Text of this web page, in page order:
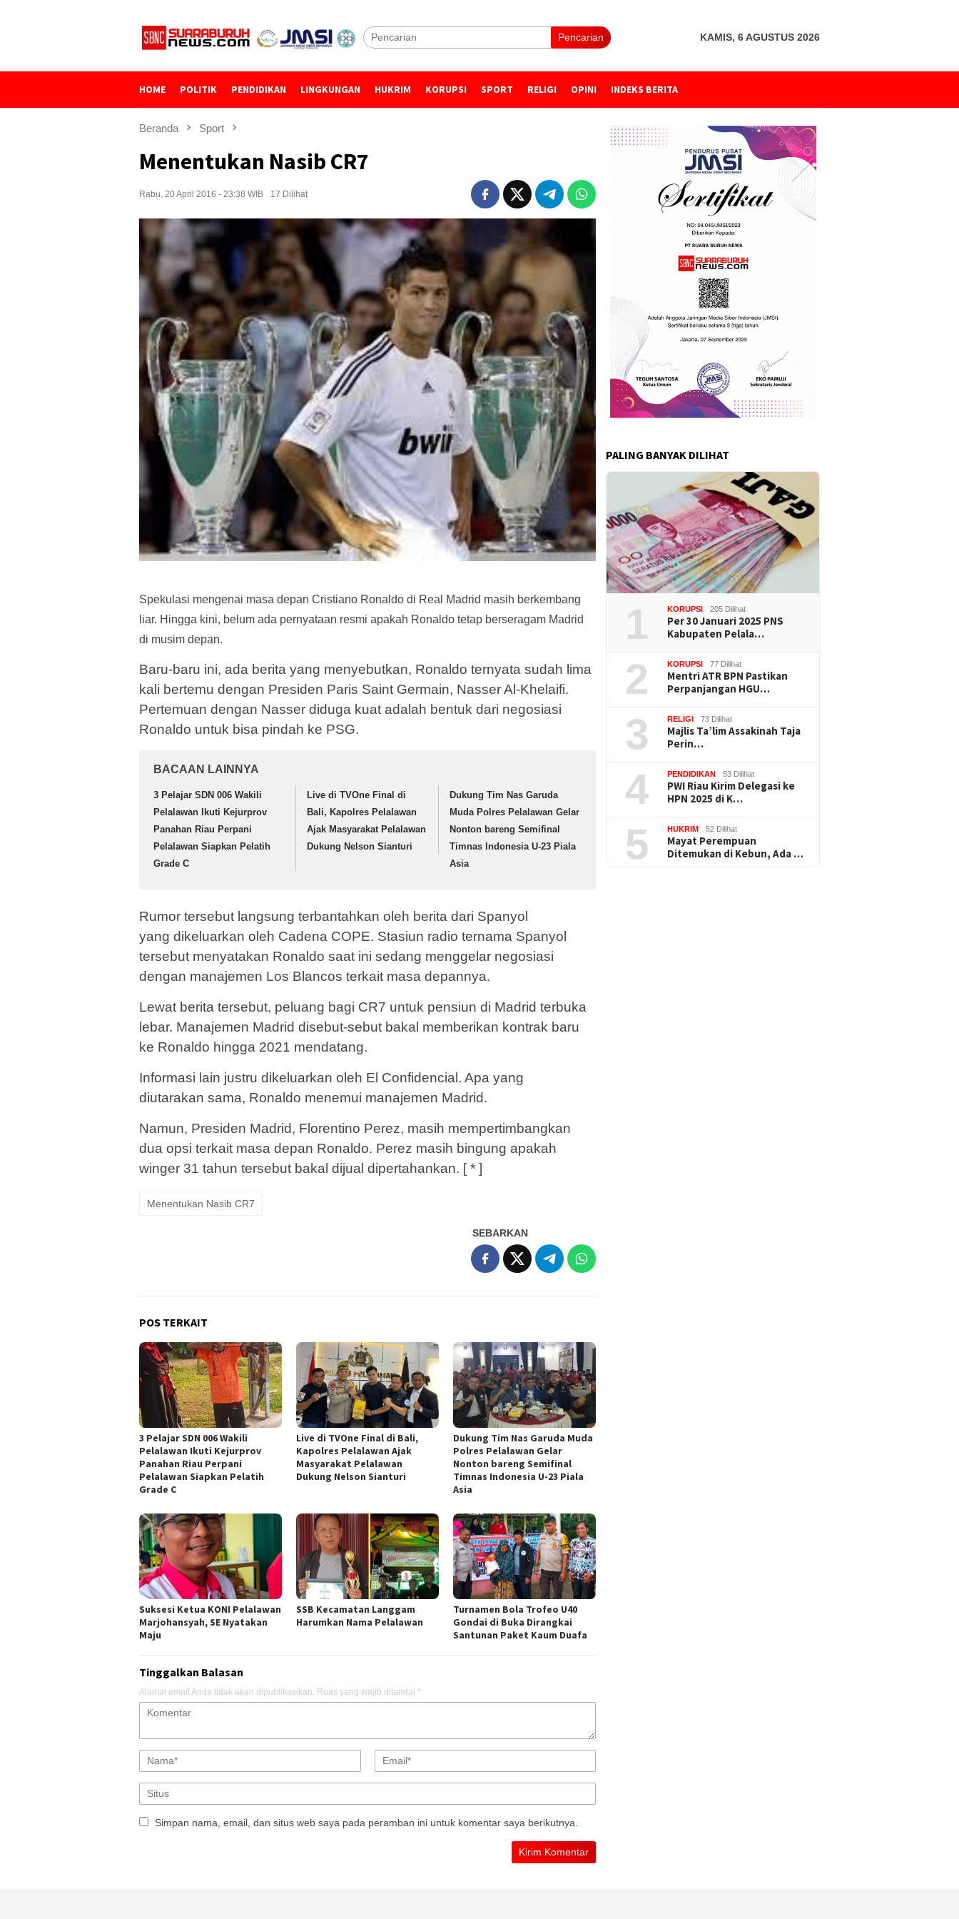
Pencarian KAMIS, 6 AGUSTUS 2026
HOME POLITIK PENDIDIKAN LINGKUNGAN HUKRIM KORUPSI SPORT RELIGI OPINI INDEKS BERITA
Beranda Sport
Menentukan Nasib CR7
Rabu, 20 April 2016 - 23:38 WIB 17 Dilihat
Spekulasi mengenai masa depan Cristiano Ronaldo di Real Madrid masih berkembang
liar. Hingga kini, belum ada pernyataan resmi apakah Ronaldo tetap berseragam Madrid
di musim depan.
Baru-baru ini, ada berita yang menyebutkan, Ronaldo ternyata sudah lima
kali bertemu dengan Presiden Paris Saint Germain, Nasser Al-Khelaifi.
Pertemuan dengan Nasser diduga kuat adalah bentuk dari negosiasi
Ronaldo untuk bisa pindah ke PSG.
BACAAN LAINNYA
3 Pelajar SDN 006 Wakili
Pelalawan Ikuti Kejurprov
Panahan Riau Perpani
Pelalawan Siapkan Pelatih
Grade C
Live di TVOne Final di
Bali, Kapolres Pelalawan
Ajak Masyarakat Pelalawan
Dukung Nelson Sianturi
Dukung Tim Nas Garuda
Muda Polres Pelalawan Gelar
Nonton bareng Semifinal
Timnas Indonesia U-23 Piala
Asia
Rumor tersebut langsung terbantahkan oleh berita dari Spanyol
yang dikeluarkan oleh Cadena COPE. Stasiun radio ternama Spanyol
tersebut menyatakan Ronaldo saat ini sedang menggelar negosiasi
dengan manajemen Los Blancos terkait masa depannya.
Lewat berita tersebut, peluang bagi CR7 untuk pensiun di Madrid terbuka
lebar. Manajemen Madrid disebut-sebut bakal memberikan kontrak baru
ke Ronaldo hingga 2021 mendatang.
Informasi lain justru dikeluarkan oleh El Confidencial. Apa yang
diutarakan sama, Ronaldo menemui manajemen Madrid.
Namun, Presiden Madrid, Florentino Perez, masih mempertimbangkan
dua opsi terkait masa depan Ronaldo. Perez masih bingung apakah
winger 31 tahun tersebut bakal dijual dipertahankan. [ * ]
Menentukan Nasib CR7
SEBARKAN
POS TERKAIT
3 Pelajar SDN 006 Wakili
Pelalawan Ikuti Kejurprov
Panahan Riau Perpani
Pelalawan Siapkan Pelatih
Grade C
Live di TVOne Final di Bali,
Kapolres Pelalawan Ajak
Masyarakat Pelalawan
Dukung Nelson Sianturi
Dukung Tim Nas Garuda Muda
Polres Pelalawan Gelar
Nonton bareng Semifinal
Timnas Indonesia U-23 Piala
Asia
Suksesi Ketua KONI Pelalawan
Marjohansyah, SE Nyatakan
Maju
SSB Kecamatan Langgam
Harumkan Nama Pelalawan
Turnamen Bola Trofeo U40
Gondai di Buka Dirangkai
Santunan Paket Kaum Duafa
Tinggalkan Balasan
Alamat email Anda tidak akan dipublikasikan. Ruas yang wajib ditandai *
Simpan nama, email, dan situs web saya pada peramban ini untuk komentar saya berikutnya.
PALING BANYAK DILIHAT
1 KORUPSI 205 Dilihat
Per 30 Januari 2025 PNS
Kabupaten Pelala…
2 KORUPSI 77 Dilihat
Mentri ATR BPN Pastikan
Perpanjangan HGU…
3 RELIGI 73 Dilihat
Majlis Ta’lim Assakinah Taja
Perin…
4 PENDIDIKAN 53 Dilihat
PWI Riau Kirim Delegasi ke
HPN 2025 di K…
5 HUKRIM 52 Dilihat
Mayat Perempuan
Ditemukan di Kebun, Ada …